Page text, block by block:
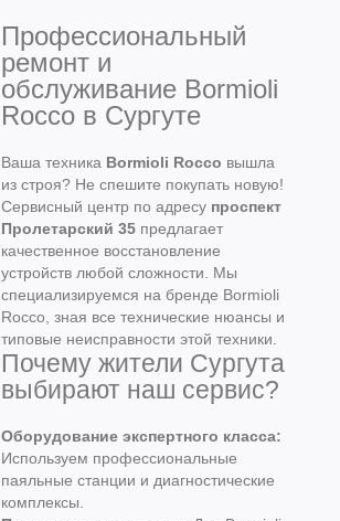
Профессиональный
ремонт и
обслуживание Bormioli
Rocco в Сургуте
Ваша техника Bormioli Rocco вышла
из строя? Не спешите покупать новую!
Сервисный центр по адресу проспект
Пролетарский 35 предлагает
качественное восстановление
устройств любой сложности. Мы
специализируемся на бренде Bormioli
Rocco, зная все технические нюансы и
типовые неисправности этой техники.
Почему жители Сургута
выбирают наш сервис?
Оборудование экспертного класса:
Используем профессиональные
паяльные станции и диагностические
комплексы.